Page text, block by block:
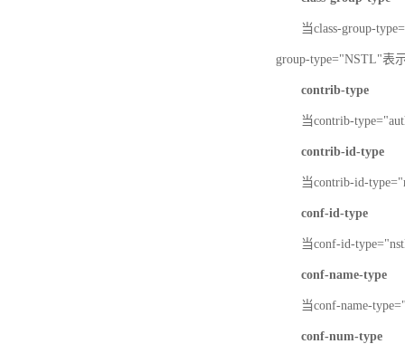
当class-group-
group-type="NSTL"表
contrib-type
当contrib-
contrib-id-type
当contrib-id-
conf-id-type
当conf-id-
conf-name-type
当conf-name-
conf-num-type